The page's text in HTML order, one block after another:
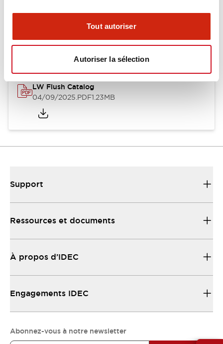
Tout autoriser
Autoriser la sélection
Documents et fichiers
Catalogues Et Brochures Fichiers CAO Approbations Et
LW Flush Catalog
04/09/2025.PDF1.23MB
Support
Ressources et documents
À propos d’IDEC
Engagements IDEC
Abonnez-vous à notre newsletter